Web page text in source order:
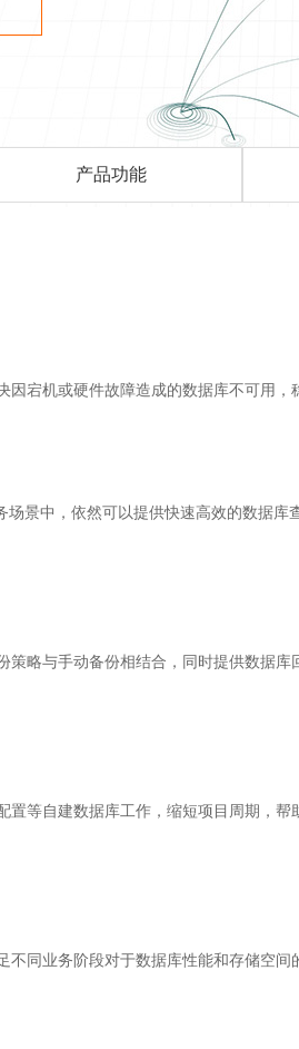
产品功能
宕机或硬件故障造成的数据库不可用，
景中，依然可以提供快速高效的数据库
略与手动备份相结合，同时提供数据库
等自建数据库工作，缩短项目周期，帮
同业务阶段对于数据库性能和存储空间